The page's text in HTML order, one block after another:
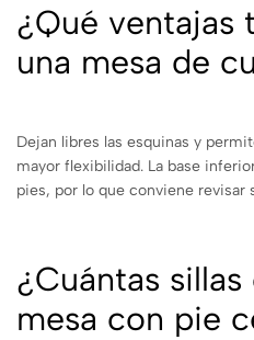
¿Qué ventajas
una mesa de
Dejan libres las esquinas y
mayor flexibilidad. La base
pies, por lo que conviene revisar
¿Cuántas
mesa con pie